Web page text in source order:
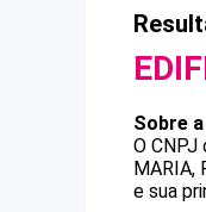
Sobre
O CNPJ
MARIA,
e sua